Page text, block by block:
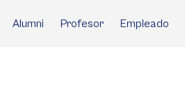
Alumni Profesor Empleado